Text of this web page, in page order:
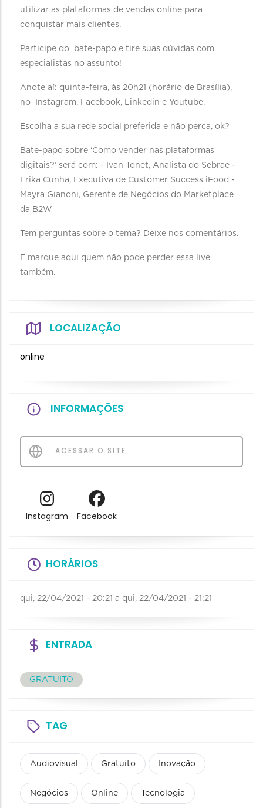
utilizar as plataformas de vendas online para
conquistar mais clientes.
Participe do bate-papo e tire suas dúvidas com
especialistas no assunto! ⠀
Anote aí: quinta-feira, às 20h21 (horário de Brasília),
no Instagram, Facebook, Linkedin e Youtube.
Escolha a sua rede social preferida e não perca, ok?
Bate-papo sobre ‘Como vender nas plataformas
digitais?’ será com: - Ivan Tonet, Analista do Sebrae -
Erika Cunha, Executiva de Customer Success iFood -
Mayra Gianoni, Gerente de Negócios do Marketplace
da B2W ⠀
Tem perguntas sobre o tema? Deixe nos comentários.
E marque aqui quem não pode perder essa live
também.
LOCALIZAÇÃO
online
INFORMAÇÕES
ACESSAR O SITE
Instagram Facebook
HORÁRIOS
qui, 22/04/2021 - 20:21 a qui, 22/04/2021 - 21:21
ENTRADA
GRATUITO
TAG
Audiovisual Gratuito Inovação
Negócios Online Tecnologia